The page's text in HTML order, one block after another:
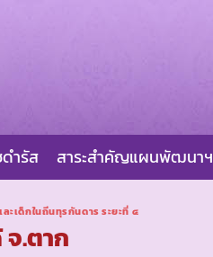
ำรัส สาระสำคัญแผนพัฒนาฯ
ะเด็กในถิ่นทุรกันดาร ระยะที่ ๔
จ.ตาก